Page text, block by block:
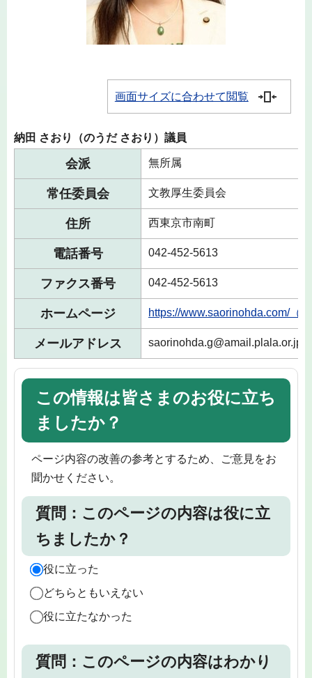
画面サイズに合わせて閲覧
納田 さおり（のうだ さおり）議員
会派 無所属
常任委員会 文教厚生委員会
住所 西東京市南町
電話番号 042-452-5613
ファクス番号 042-452-5613
ホームページ https://www.saorinohda.com/（
メールアドレス saorinohda.g@amail.plala.or.jp
この情報は皆さまのお役に立ち
ましたか？
ページ内容の改善の参考とするため、ご意見をお
聞かせください。
質問：このページの内容は役に立
ちましたか？
役に立った
どちらともいえない
役に立たなかった
質問：このページの内容はわかり